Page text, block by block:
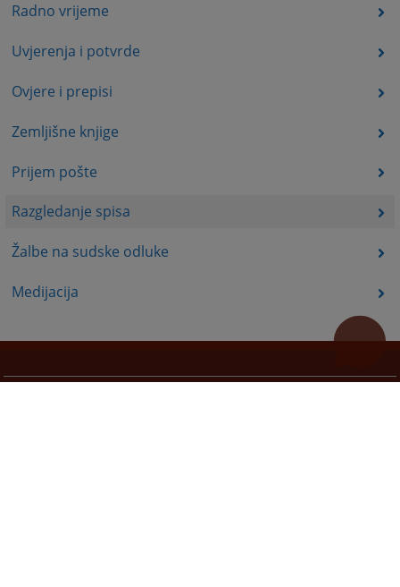
Radno vrijeme
Uvjerenja i potvrde
Ovjere i prepisi
Zemljišne knjige
Prijem pošte
Razgledanje spisa
Žalbe na sudske odluke
Medijacija